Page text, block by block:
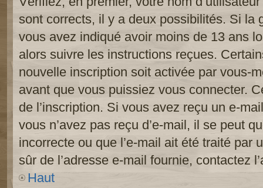
sont corrects, il y a deux possibilités. Si la
vous avez indiqué avoir moins de 13 ans
alors suivre les instructions reçues.
nouvelle inscription soit activée par vous-
avant que vous puissiez vous connecter.
de l’inscription. Si vous avez reçu un e-
vous n’avez pas reçu d’e-mail, il se peut
incorrecte ou que l’e-mail ait été traité par
sûr de l’adresse e-mail fournie, contactez
Haut